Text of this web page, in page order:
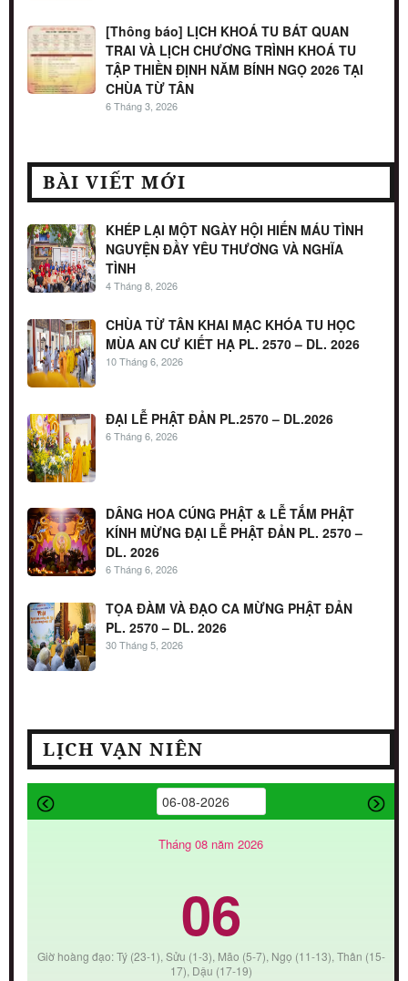
[Thông báo] LỊCH KHOÁ TU BÁT QUAN
TRAI VÀ LỊCH CHƯƠNG TRÌNH KHOÁ TU
TẬP THIỀN ĐỊNH NĂM BÍNH NGỌ 2026 TẠI
CHÙA TỪ TÂN
6 Tháng 3, 2026
BÀI VIẾT MỚI
KHÉP LẠI MỘT NGÀY HỘI HIẾN MÁU TÌNH
NGUYỆN ĐẦY YÊU THƯƠNG VÀ NGHĨA
TÌNH
4 Tháng 8, 2026
CHÙA TỪ TÂN KHAI MẠC KHÓA TU HỌC
MÙA AN CƯ KIẾT HẠ PL. 2570 – DL. 2026
10 Tháng 6, 2026
ĐẠI LỄ PHẬT ĐẢN PL.2570 – DL.2026
6 Tháng 6, 2026
DÂNG HOA CÚNG PHẬT & LỄ TẮM PHẬT
KÍNH MỪNG ĐẠI LỄ PHẬT ĐẢN PL. 2570 –
DL. 2026
6 Tháng 6, 2026
TỌA ĐÀM VÀ ĐẠO CA MỪNG PHẬT ĐẢN
PL. 2570 – DL. 2026
30 Tháng 5, 2026
LỊCH VẠN NIÊN
Tháng 08 năm 2026
06
Giờ hoàng đạo: Tý (23-1), Sửu (1-3), Mão (5-7), Ngọ (11-13), Thân (15-
17), Dậu (17-19)